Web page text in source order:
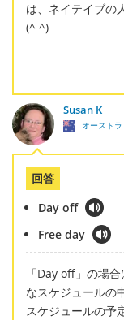
は、ネイテイブの
(^ ^)
Susan K
オーストラ
回答
Day off
Free day
「Day off」の場
なスケジュールの
スケジュールの予